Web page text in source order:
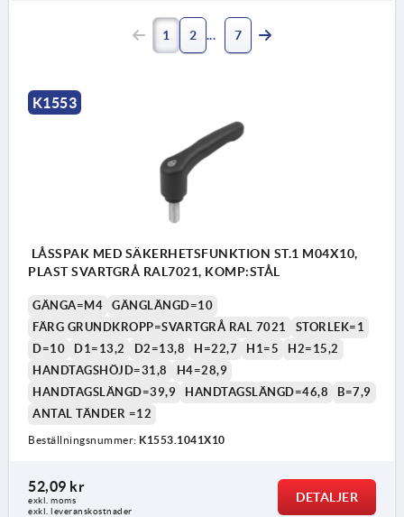
1 2 7
K1553
LÅSSPAK MED SÄKERHETSFUNKTION ST.1 M04X10,
PLAST SVARTGRÅ RAL7021, KOMP:STÅL
GÄNGA=M4
GÄNGLÄNGD=10
FÄRG GRUNDKROPP=SVARTGRÅ RAL 7021
STORLEK=1
D=10
D1=13,2 D2=13,8 H=22,7 H1=5
H2=15,2
HANDTAGSHÖJD=31,8
H4=28,9
HANDTAGSLÄNGD=39,9
HANDTAGSLÄNGD=46,8
B=7,9
ANTAL TÄNDER =12
Beställningsnummer: K1553.1041X10
52,09 kr
exkl. moms
exkl. leveranskostnader
DETALJER